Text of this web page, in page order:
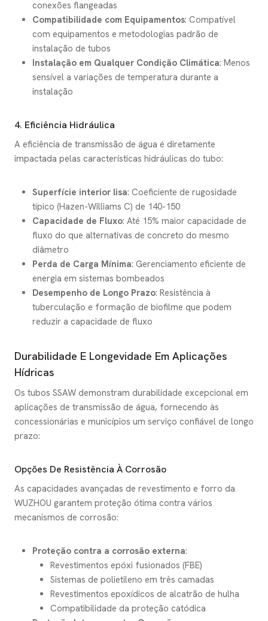
conexões flangeadas
Compatibilidade com Equipamentos: Compatível
com equipamentos e metodologias padrão de
instalação de tubos
Instalação em Qualquer Condição Climática: Menos
sensível a variações de temperatura durante a
instalação
4. Eficiência Hidráulica
A eficiência de transmissão de água é diretamente
impactada pelas características hidráulicas do tubo:
Superfície interior lisa: Coeficiente de rugosidade
típico (Hazen-Williams C) de 140-150
Capacidade de Fluxo: Até 15% maior capacidade de
fluxo do que alternativas de concreto do mesmo
diâmetro
Perda de Carga Mínima: Gerenciamento eficiente de
energia em sistemas bombeados
Desempenho de Longo Prazo: Resistência à
tuberculação e formação de biofilme que podem
reduzir a capacidade de fluxo
Durabilidade E Longevidade Em Aplicações
Hídricas
Os tubos SSAW demonstram durabilidade excepcional em
aplicações de transmissão de água, fornecendo às
concessionárias e municípios um serviço confiável de longo
prazo:
Opções De Resistência À Corrosão
As capacidades avançadas de revestimento e forro da
WUZHOU garantem proteção ótima contra vários
mecanismos de corrosão:
Proteção contra a corrosão externa:
Revestimentos epóxi fusionados (FBE)
Sistemas de polietileno em três camadas
Revestimentos epoxídicos de alcatrão de hulha
Compatibilidade da proteção catódica